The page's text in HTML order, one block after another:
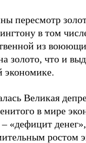
пересмотр
в том
из
золото, что и
экономике.
Великая
в мире
«дефицит
ростом